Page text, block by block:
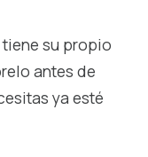
tiene su propio
antes de
ya esté